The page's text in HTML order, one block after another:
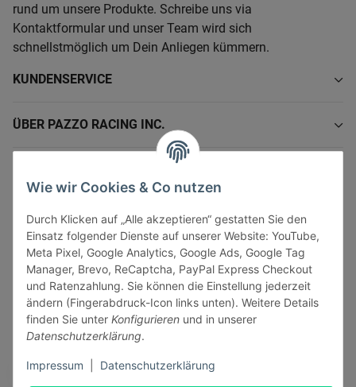
Wie wir Cookies & Co nutzen
Durch Klicken auf „Alle akzeptieren“ gestatten Sie den
Einsatz folgender Dienste auf unserer Website: YouTube,
Meta Pixel, Google Analytics, Google Ads, Google Tag
Manager, Brevo, ReCaptcha, PayPal Express Checkout
und Ratenzahlung. Sie können die Einstellung jederzeit
ändern (Fingerabdruck-Icon links unten). Weitere Details
finden Sie unter Konfigurieren und in unserer
Datenschutzerklärung.
Impressum Datenschutzerklärung
rund um unsere Produkte. Schreibe uns via
Kontaktformular und unser Team wird sich
schnellstmöglich um Dein Anliegen kümmern.
KUNDENSERVICE
ÜBER PAZZO RACING INC.
GESETZLICHE INFORMATIONEN
Vertrag widerrufen
Sicher bezahlen via: